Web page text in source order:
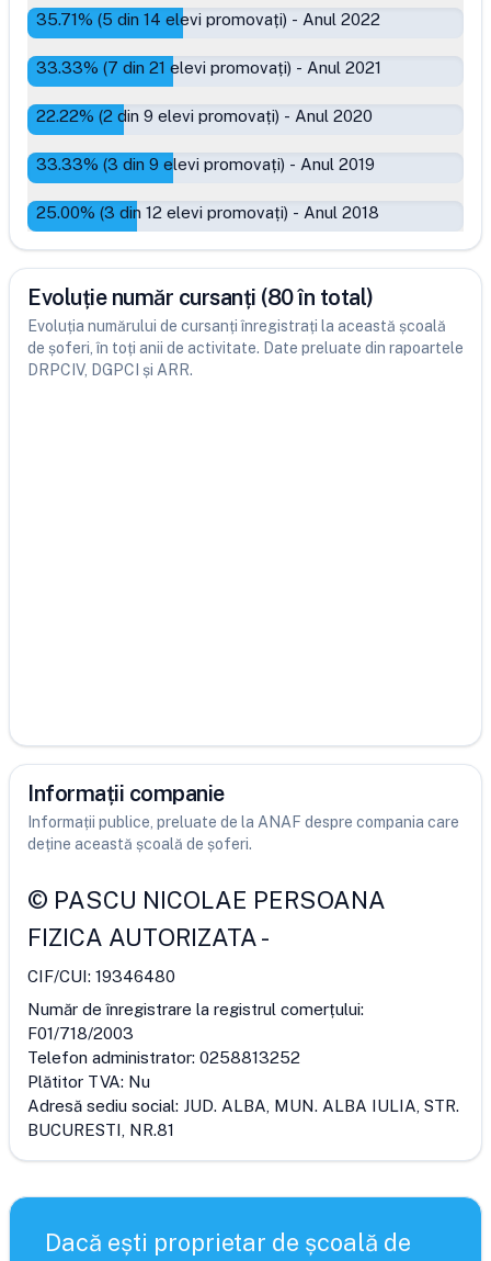
35.71% (5 din 14 elevi promovați) - Anul 2022
33.33% (7 din 21 elevi promovați) - Anul 2021
22.22% (2 din 9 elevi promovați) - Anul 2020
33.33% (3 din 9 elevi promovați) - Anul 2019
25.00% (3 din 12 elevi promovați) - Anul 2018
Evoluție număr cursanți (80 în total)
Evoluția numărului de cursanți înregistrați la această școală
de șoferi, în toți anii de activitate. Date preluate din rapoartele
DRPCIV, DGPCI și ARR.
Informații companie
Informații publice, preluate de la ANAF despre compania care
deține această școală de șoferi.
© PASCU NICOLAE PERSOANA
FIZICA AUTORIZATA-
CIF/CUI: 19346480
Număr de înregistrare la registrul comerțului:
F01/718/2003
Telefon administrator: 0258813252
Plătitor TVA: Nu
Adresă sediu social: JUD. ALBA, MUN. ALBA IULIA, STR.
BUCURESTI, NR.81
Dacă ești proprietar de școală de